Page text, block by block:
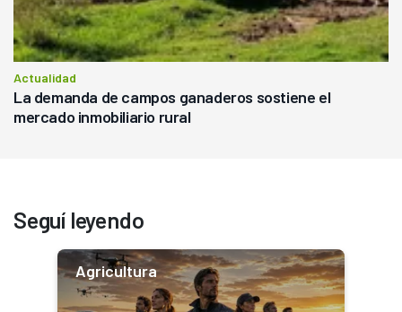
Actualidad
La demanda de campos ganaderos sostiene el
mercado inmobiliario rural
Seguí leyendo
Agricultura